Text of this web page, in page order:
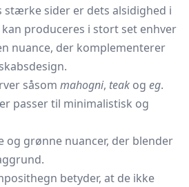
stærke sider er dets alsidighed i
produceres i stort set enhver
nuance, der komplementerer
såsom mahogni, teak og eg.
passer til minimalistisk og
og grønne nuancer, der blender
betyder, at de ikke